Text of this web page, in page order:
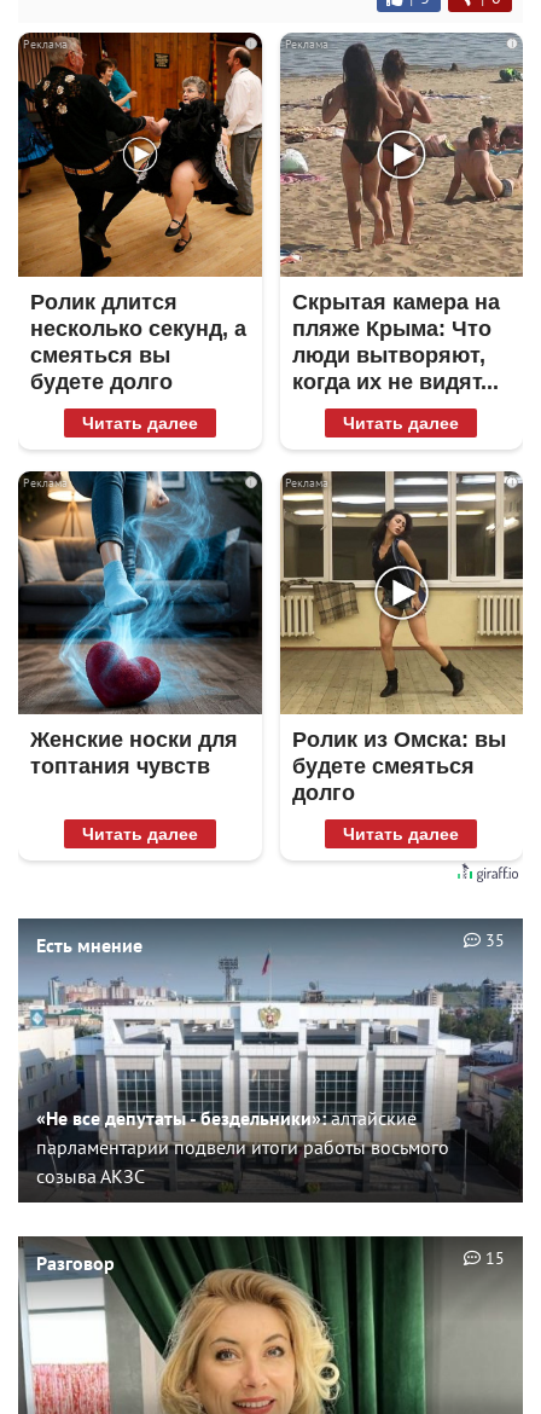
i
Ролик длится
несколько секунд, а
смеяться вы
будете долго
Читать далее
i
Скрытая камера на
пляже Крыма: Что
люди вытворяют,
когда их не видят...
Читать далее
i
Женские носки для
топтания чувств
Читать далее
i
Ролик из Омска: вы
будете смеяться
долго
Читать далее
Есть мнение
«Не все депутаты - бездельники»:алтайские
парламентарии подвели итоги работы восьмого
созыва АКЗС
35
Разговор 15